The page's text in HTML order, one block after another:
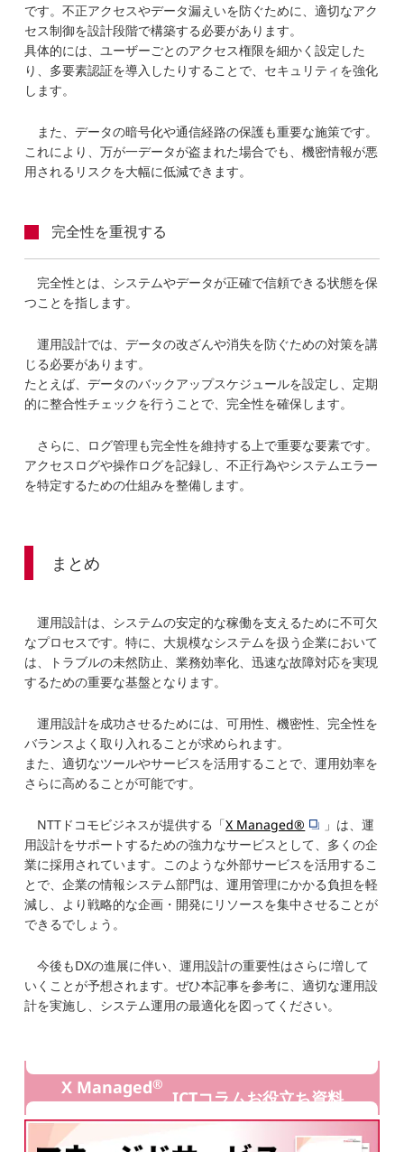
です。不正アクセスやデータ漏えいを防ぐために、適切なアク
セス制御を設計段階で構築する必要があります。
具体的には、ユーザーごとのアクセス権限を細かく設定した
り、多要素認証を導入したりすることで、セキュリティを強化
します。
また、データの暗号化や通信経路の保護も重要な施策です。
これにより、万が一データが盗まれた場合でも、機密情報が悪
用されるリスクを大幅に低減できます。
完全性を重視する
完全性とは、システムやデータが正確で信頼できる状態を保
つことを指します。
運用設計では、データの改ざんや消失を防ぐための対策を講
じる必要があります。
たとえば、データのバックアップスケジュールを設定し、定期
的に整合性チェックを行うことで、完全性を確保します。
さらに、ログ管理も完全性を維持する上で重要な要素です。
アクセスログや操作ログを記録し、不正行為やシステムエラー
を特定するための仕組みを整備します。
まとめ
運用設計は、システムの安定的な稼働を支えるために不可欠
なプロセスです。特に、大規模なシステムを扱う企業において
は、トラブルの未然防止、業務効率化、迅速な故障対応を実現
するための重要な基盤となります。
運用設計を成功させるためには、可用性、機密性、完全性を
バランスよく取り入れることが求められます。
また、適切なツールやサービスを活用することで、運用効率を
さらに高めることが可能です。
NTTドコモビジネスが提供する「X Managed®
」は、運
用設計をサポートするための強力なサービスとして、多くの企
業に採用されています。このような外部サービスを活用するこ
とで、企業の情報システム部門は、運用管理にかかる負担を軽
減し、より戦略的な企画・開発にリソースを集中させることが
できるでしょう。
今後もDXの進展に伴い、運用設計の重要性はさらに増して
いくことが予想されます。ぜひ本記事を参考に、適切な運用設
計を実施し、システム運用の最適化を図ってください。
X Managed®
ICTコラムお役立ち資料